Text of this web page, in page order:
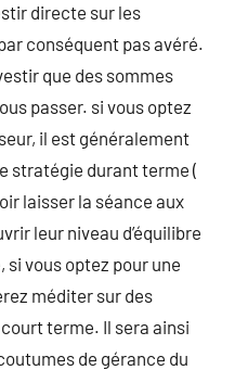
directe sur les
conséquent pas avéré.
que des sommes
passer. si vous optez
il est généralement
stratégie durant terme (
laisser la séance aux
leur niveau d’équilibre
vous optez pour une
méditer sur des
terme. Il sera ainsi
de gérance du